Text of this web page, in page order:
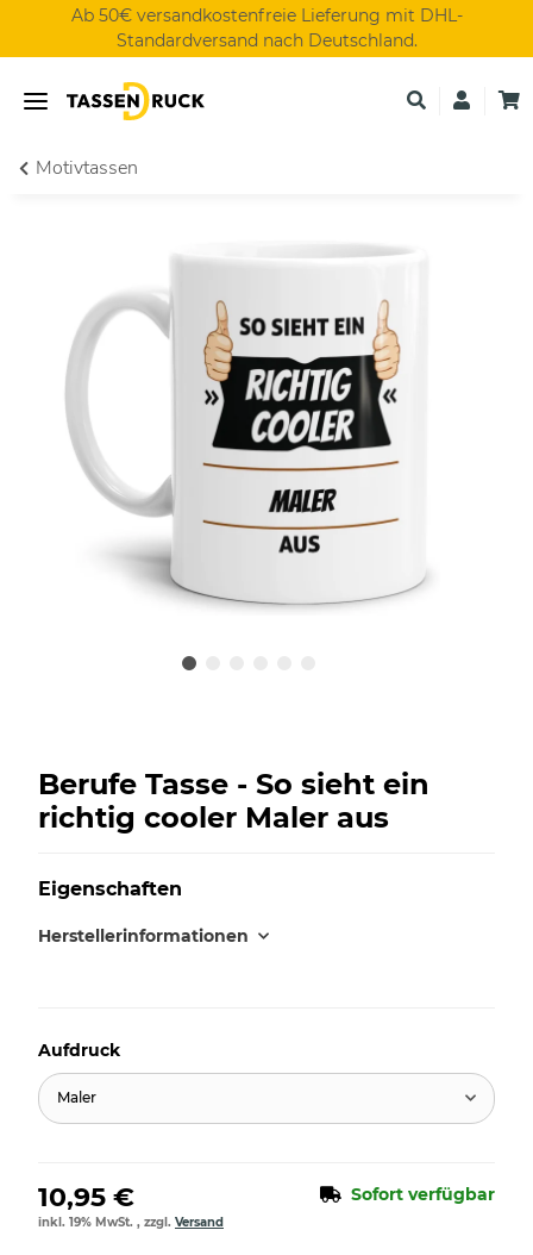
Ab 50€ versandkostenfreie Lieferung mit DHL-
Standardversand nach Deutschland.
Motivtassen
Berufe Tasse - So sieht ein
richtig cooler Maler aus
Eigenschaften
Herstellerinformationen
Aufdruck
Maler
10,95 € Sofort verfügbar
inkl. 19% MwSt. , zzgl. Versand